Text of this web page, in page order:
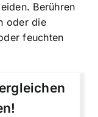
Berühren
oder die
feuchten